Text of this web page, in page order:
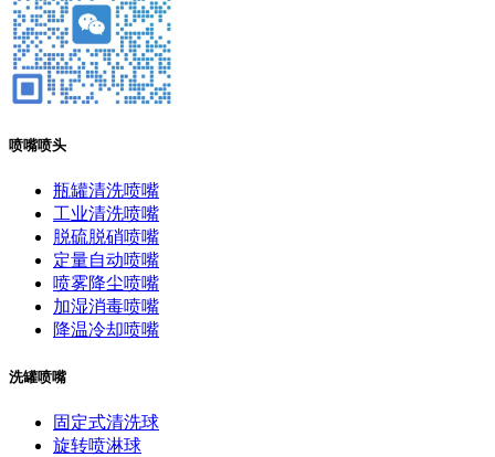
喷嘴喷头
瓶罐清洗喷嘴
工业清洗喷嘴
脱硫脱硝喷嘴
定量自动喷嘴
喷雾降尘喷嘴
加湿消毒喷嘴
降温冷却喷嘴
洗罐喷嘴
固定式清洗球
旋转喷淋球